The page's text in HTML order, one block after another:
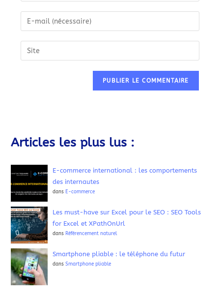
Articles les plus lus :
E-commerce international : les comportements
des internautes
dans E-commerce
Les must-have sur Excel pour le SEO : SEO Tools
for Excel et XPathOnUrl
dans Référencement naturel
Smartphone pliable : le téléphone du futur
dansSmartphone pliable